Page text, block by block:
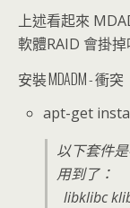
上述看起來
軟體RAID 會掛掉
安裝 MDADM - 衝突
apt-get
以下套件
用到了：
libklibc